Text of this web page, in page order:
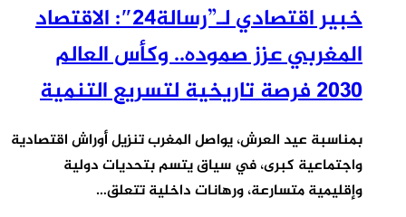
خبير اقتصادي لـ”رسالة24″: الاقتصاد
المغربي عزز صموده.. وكأس العالم
2030 فرصة تاريخية لتسريع التنمية
بمناسبة عيد العرش، يواصل المغرب تنزيل أوراش اقتصادية
واجتماعية كبرى، في سياق يتسم بتحديات دولية
وإقليمية متسارعة، ورهانات داخلية تتعلق…